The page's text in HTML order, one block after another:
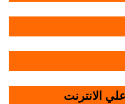
الانترنت